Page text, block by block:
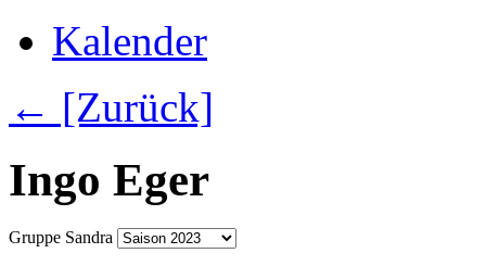
Kalender
← [Zurück]
Ingo Eger
Gruppe Sandra